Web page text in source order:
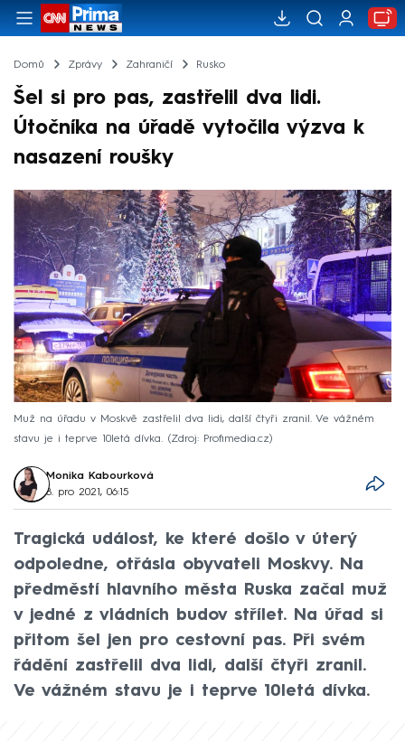
Domů Zprávy Zahraničí Rusko
Šel si pro pas, zastřelil dva lidi.
Útočníka na úřadě vytočila výzva k
nasazení roušky
Muž na úřadu v Moskvě zastřelil dva lidi, další čtyři zranil. Ve vážném
stavu je i teprve 10letá dívka.
Zdroj: Profimedia.cz
Monika Kabourková
8. pro 2021, 06:15
Tragická událost, ke které došlo v úterý
odpoledne, otřásla obyvateli Moskvy. Na
předměstí hlavního města Ruska začal muž
v jedné z vládních budov střílet. Na úřad si
přitom šel jen pro cestovní pas. Při svém
řádění zastřelil dva lidi, další čtyři zranil.
Ve vážném stavu je i teprve 10letá dívka.